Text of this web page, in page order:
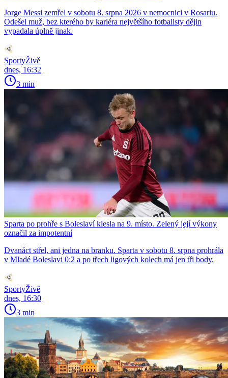
Jorge Messi zemřel v sobotu 8. srpna 2026 v nemocnici v Rosariu.
Odešel muž, bez kterého by kariéra největšího fotbalisty dějin
vypadala úplně jinak.
SportyŽivě
dnes, 16:32
3 min
Sparta po prohře s Boleslaví klesla na 9. místo. Zelený její výkony
označil za impotentní
Dvanáct střel, ani jedna na branku. Sparta v sobotu 8. srpna prohrála
v Mladé Boleslavi 0:2 a po třech ligových kolech má jen tři body.
SportyŽivě
dnes, 16:30
3 min